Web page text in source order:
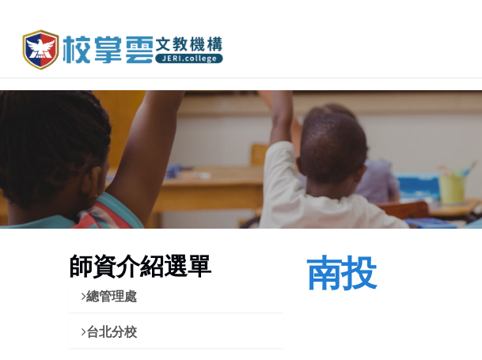
師資介紹選單
總管理處
台北分校
南投